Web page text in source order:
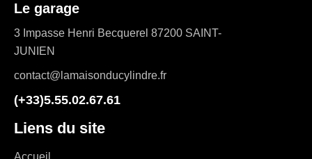
Le garage
3 Impasse Henri Becquerel 87200 SAINT-
JUNIEN
contact@lamaisonducylindre.fr
(+33)5.55.02.67.61
Liens du site
Accueil